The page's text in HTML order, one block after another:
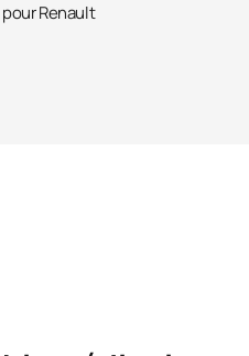
pour Renault